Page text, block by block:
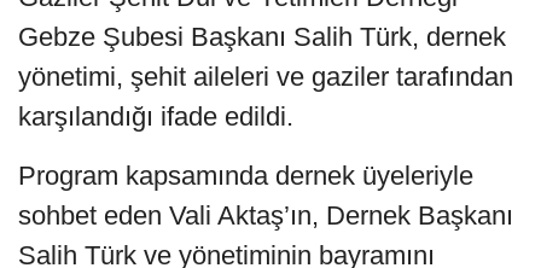
Gebze Şubesi Başkanı Salih Türk, dernek
yönetimi, şehit aileleri ve gaziler tarafından
karşılandığı ifade edildi.
Program kapsamında dernek üyeleriyle
sohbet eden Vali Aktaş’ın, Dernek Başkanı
Salih Türk ve yönetiminin bayramını